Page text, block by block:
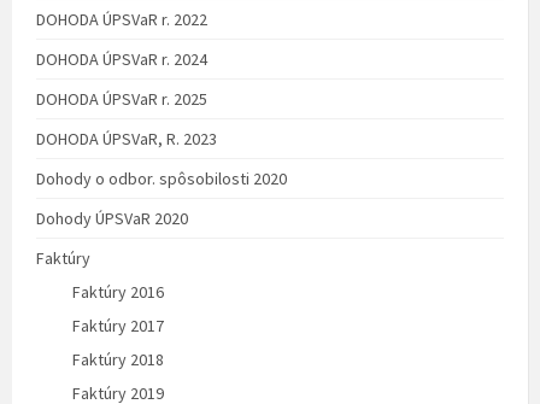
DOHODA ÚPSVaR r. 2022
DOHODA ÚPSVaR r. 2024
DOHODA ÚPSVaR r. 2025
DOHODA ÚPSVaR, R. 2023
Dohody o odbor. spôsobilosti 2020
Dohody ÚPSVaR 2020
Faktúry
Faktúry 2016
Faktúry 2017
Faktúry 2018
Faktúry 2019